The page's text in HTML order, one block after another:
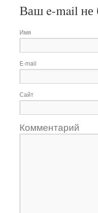
Ваш e-mail не
Имя
E-mail
Сайт
Комментарий